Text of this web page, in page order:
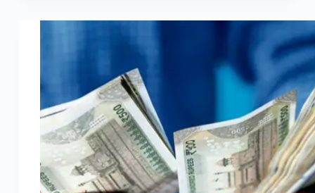
in
खान
जीवनी
(बायोग्राफी)